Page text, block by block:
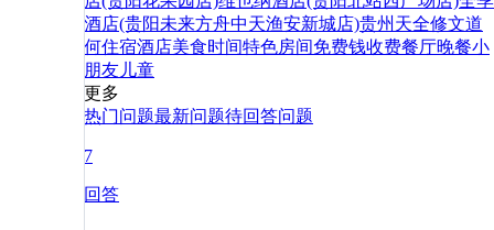
酒店(贵阳未来方舟中天渔安新城店)贵州 天全修文道
何住宿酒店美食时间特色房间免费钱收费餐厅晚餐小
朋友 儿童
更多
热门问题最新问题待回答问题
7
回答